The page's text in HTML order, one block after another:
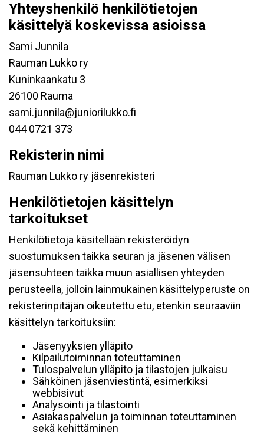
Yhteyshenkilö henkilötietojen
käsittelyä koskevissa asioissa
Sami Junnila
Rauman Lukko ry
Kuninkaankatu 3
26100 Rauma
sami.junnila@juniorilukko.fi
044 0721 373
Rekisterin nimi
Rauman Lukko ry jäsenrekisteri
Henkilötietojen käsittelyn
tarkoitukset
Henkilötietoja käsitellään rekisteröidyn
suostumuksen taikka seuran ja jäsenen välisen
jäsensuhteen taikka muun asiallisen yhteyden
perusteella, jolloin lainmukainen käsittelyperuste on
rekisterinpitäjän oikeutettu etu, etenkin seuraaviin
käsittelyn tarkoituksiin:
Jäsenyyksien ylläpito
Kilpailutoiminnan toteuttaminen
Tulospalvelun ylläpito ja tilastojen julkaisu
Sähköinen jäsenviestintä, esimerkiksi
webbisivut
Analysointi ja tilastointi
Asiakaspalvelun ja toiminnan toteuttaminen
sekä kehittäminen